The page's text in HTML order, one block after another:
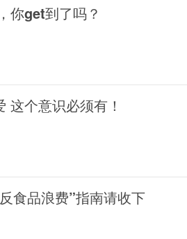
你get到了吗？
这个意识必须有！
食品浪费”指南请收下